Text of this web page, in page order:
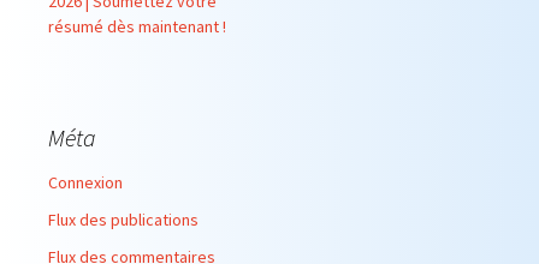
résumé dès maintenant !
Méta
Connexion
Flux des publications
Flux des commentaires